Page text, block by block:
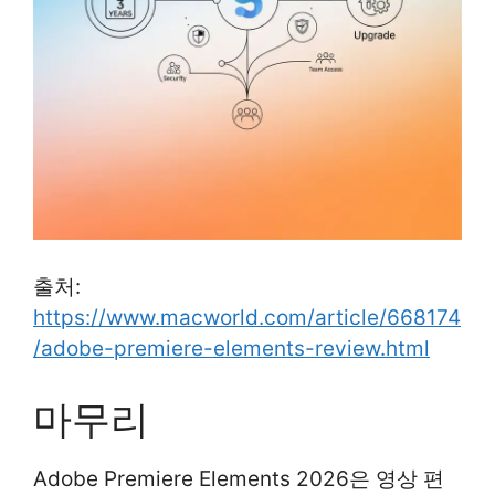
출처:
https://www.macworld.com/article/668174
/adobe-premiere-elements-review.html
마무리
Adobe Premiere Elements 2026은 영상 편